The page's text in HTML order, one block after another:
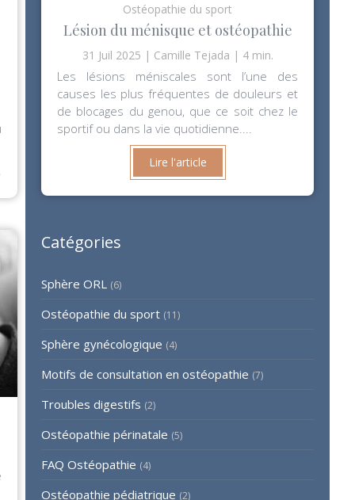
Ostéopathie du sport
Lésion du ménisque et ostéopathie
31 Juil 2025 Camille Tejada 4 min.
Les lésions méniscales sont l’une des
causes les plus fréquentes de douleurs et
de blocages du genou, que ce soit chez le
sportif ou dans la vie quotidienne....
Lire l'article
Catégories
Sphère ORL (6)
Ostéopathie du sport (11)
Sphère gynécologique (4)
Motifs de consultation en ostéopathie (7)
Troubles digestifs (2)
Ostéopathie périnatale (5)
FAQ Ostéopathie (4)
Ostéopathie pédiatrique (2)